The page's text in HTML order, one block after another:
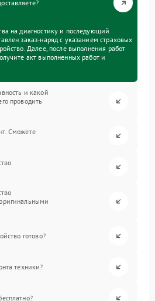
на диагностику и последующий
заказ-наряд с указанием страховых
Далее, после выполнения работ
акт выполненных работ и
и какой
проводить
Сможете
готово?
техники?